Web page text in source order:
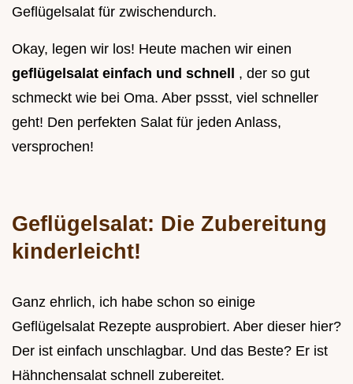
Geflügelsalat für zwischendurch.
Okay, legen wir los! Heute machen wir einen
geflügelsalat einfach und schnell , der so gut
schmeckt wie bei Oma. Aber pssst, viel schneller
geht! Den perfekten Salat für jeden Anlass,
versprochen!
Geflügelsalat: Die Zubereitung
kinderleicht!
Ganz ehrlich, ich habe schon so einige
Geflügelsalat Rezepte ausprobiert. Aber dieser hier?
Der ist einfach unschlagbar. Und das Beste? Er ist
Hähnchensalat schnell zubereitet.